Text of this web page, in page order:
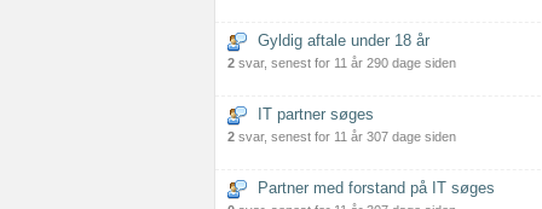
Gyldig aftale under 18 år
2 svar, senest for 11 år 290 dage siden
IT partner søges
2 svar, senest for 11 år 307 dage siden
Partner med forstand på IT søges